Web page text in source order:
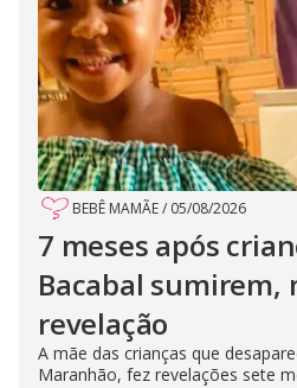
BEBÊ MAMÃE/ 05/08/2026
7 meses após
Bacabal sumirem,
revelação
A mãe das crianças que
Maranhão, fez revelações sete